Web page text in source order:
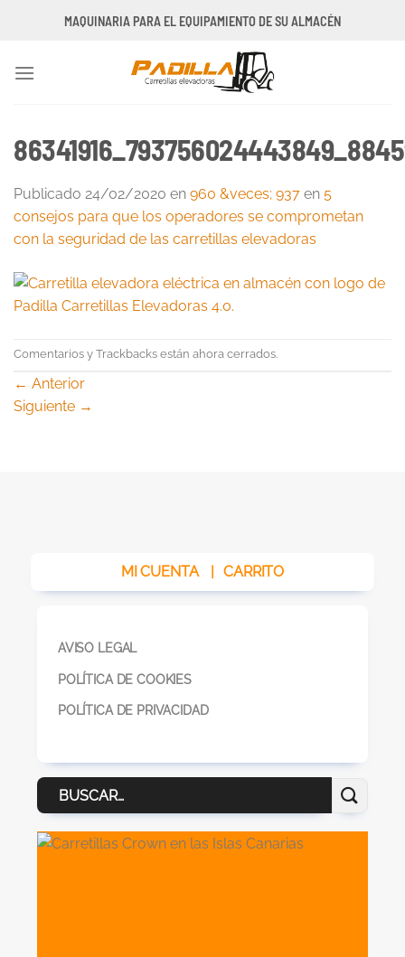
MAQUINARIA PARA EL EQUIPAMIENTO DE SU ALMACÉN
Publicado 24/02/2020 en 960 &veces; 937 en 5
consejos para que los operadores se comprometan
con la seguridad de las carretillas elevadoras
Comentarios y Trackbacks están ahora cerrados.
← Anterior
Siguiente →
MI CUENTA | CARRITO
AVISO LEGAL
POLÍTICA DE COOKIES
POLÍTICA DE PRIVACIDAD
Buscar
por: